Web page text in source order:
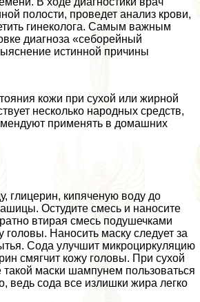
полости, проведет анализ крови,
гинеколога. Самым важным
диагноза «себорейный
истинной причины
кожи при сухой или жирной
несколько народных средств,
применять в домашних
глицерин, кипяченую воду до
Остудите смесь и наносите
втирая смесь подушечками
головы. Наносить маску следует за
Сода улучшит микроциркуляцию
смягчит кожу головы. При сухой
такой маски шампунем пользоваться
ведь сода все излишки жира легко